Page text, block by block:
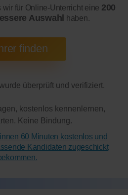
wir für Online-Unterricht eine 200
Auswahl haben.
überprüft und verifiziert.
kostenlos kennenlernen,
Keine Bindung.
60 Minuten kostenlos und
Kandidaten zugeschickt